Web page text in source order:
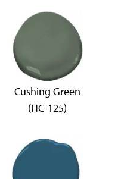
Cushing Green
(HC-125)